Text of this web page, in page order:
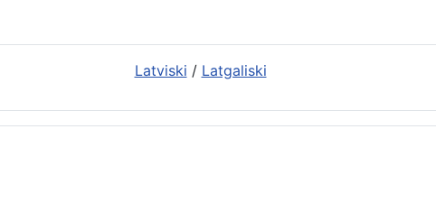
Latviski / Latgaliski